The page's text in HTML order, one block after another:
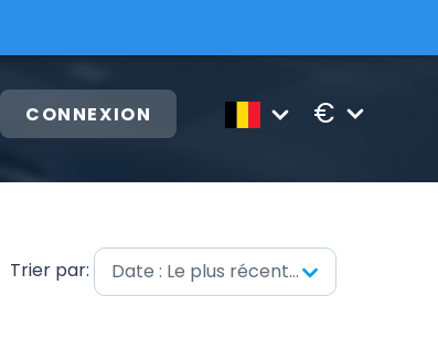
CONNEXION €
Trier par: Date : Le plus récent en premier